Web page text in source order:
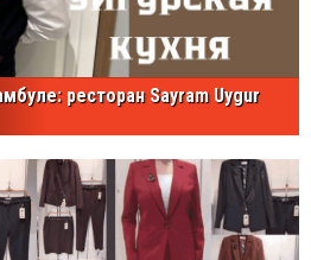
ресторан Sayram Uygur